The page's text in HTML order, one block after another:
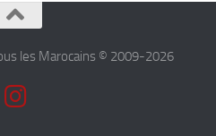
les Marocains © 2009-2026